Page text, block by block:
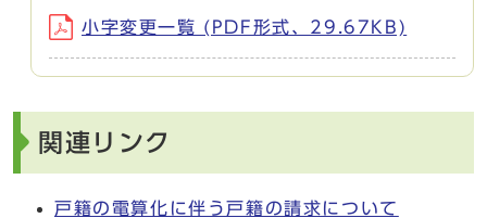
小字変更一覧 (PDF形式、29.67KB)
関連リンク
戸籍の電算化に伴う戸籍の請求について